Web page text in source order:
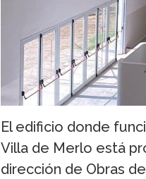
El edificio donde
Villa de Merlo está
dirección de Obras